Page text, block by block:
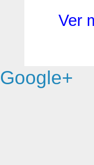
Ver
Google+